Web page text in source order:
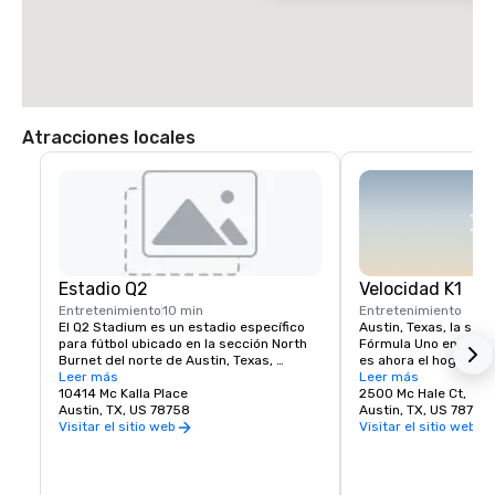
Atracciones locales
Estadio Q2
Entretenimiento10 min
El Q2 Stadium es un estadio específico
para fútbol ubicado en la sección North
Burnet del norte de Austin, Texas,
Estados Unidos. Es la sede del Austin FC,
un equipo de la Major League Soccer que
comenzó a jugar en 2021.
Leer más
10414 Mc Kalla Place
Austin, TX, US 78758
Visitar el sitio web
Velocidad K1
Entretenimiento
Austin, Texas, la
Fórmula Uno en
es ahora el hogar del
experiencia de
de Estados Unidos!
carreras de F1, ¡la
K1 Speed que tiene
Leer más
2500 Mc Hale Ct,
Austin, TX, US 78758
Visitar el sitio web